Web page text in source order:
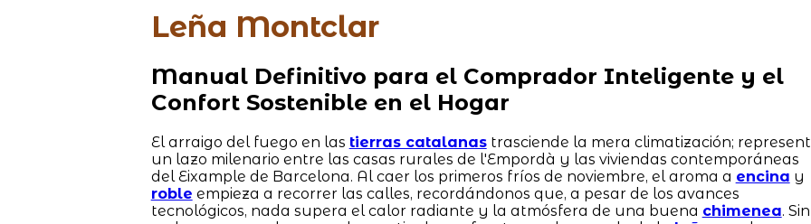
Leña Montclar
Manual Definitivo para el Comprador Inteligente y el
Confort Sostenible en el Hogar
El arraigo del fuego en las tierras catalanastrasciende la mera climatización;
un lazo milenario entre las casas rurales de l'Empordà y las viviendas contemporáneas
del Eixample de Barcelona. Al caer los primeros fríos de noviembre, el aroma a encina y
roble empieza a recorrer las calles, recordándonos que, a pesar de los avances
tecnológicos, nada supera el calor radiante y la atmósfera de una buena chimenea. Sin